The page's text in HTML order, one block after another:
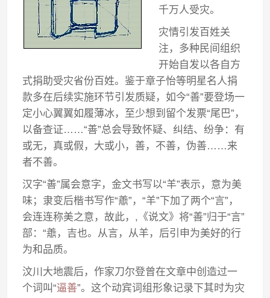
千万人受灾。
灾情引发百姓关
注，多种民间组织
开始自发以各自方
式捐助受灾省份百姓。鉴于章子怡等明星名人捐
款多在后续实施环节引发质疑，如今“善”要登场一
定小心翼翼如履薄冰，至少想到留个发票“尾巴”，
以备查证……“善”总会导致怀疑、纠结、纷争：有
或无，真或假，大或小，善，不善，伪善……来
者不善。
汉字“善”属会意字，金文书写以“羊”表示，意为美
味；隶变后楷书写作“譱”，“羊”下加了两个“言”，
会连连称美之意，故此，,《说文》将“善”归于“言”
部：“譱，吉也。从言，从羊，后引申为美好的行
为和品质。
汶川大地震后，作家刀尔登曾在文章中创造过一
个词叫“逼善”。这个动宾词组形象记录下其时为灾